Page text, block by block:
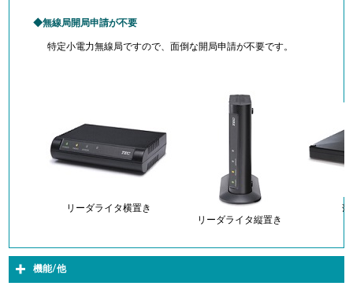
無線局開局申請が不要
特定小電力無線局ですので、面倒な開局申請が不要です。
リーダライタ横置き
リーダライタ縦置き
薄
機能/他